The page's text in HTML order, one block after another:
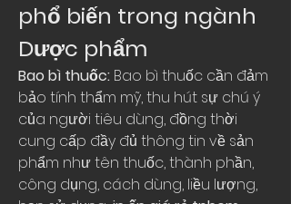
phổ biến trong ngành
Dược phẩm
Bao bì thuốc: Bao bì thuốc cần đảm
bảo tính thẩm mỹ, thu hút sự chú ý
của người tiêu dùng, đồng thời
cung cấp đầy đủ thông tin về sản
phẩm như tên thuốc, thành phần,
công dụng, cách dùng, liều lượng,